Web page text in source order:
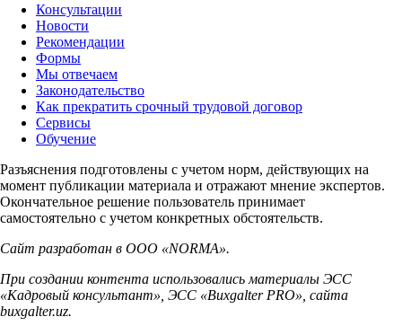
Консультации
Новости
Рекомендации
Формы
Мы отвечаем
Законодательство
Как прекратить срочный трудовой договор
Сервисы
Обучение
Разъяснения подготовлены с учетом норм, действующих на
момент публикации материала и отражают мнение экспертов.
Окончательное решение пользователь принимает
самостоятельно с учетом конкретных обстоятельств.
Сайт разработан в ООО «NORMA».
При создании контента использовались материалы ЭСС
«Кадровый консультант», ЭСС «Buxgalter PRO», сайта
buxgalter.uz.